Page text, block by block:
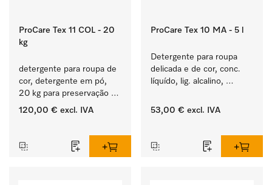
ProCare Tex 11 COL - 20
kg
detergente para roupa de
cor, detergente em pó,
20 kg para preservação
da cor e lavagem de
120,00 € excl. IVA
ProCare Tex 10 MA - 5 l
Detergente para roupa
delicada e de cor, conc.
líquído, lig. alcalino,
roupa de cor e têxteis
53,00 € excl. IVA